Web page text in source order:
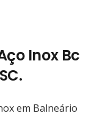
Inox Bc
em Balneário